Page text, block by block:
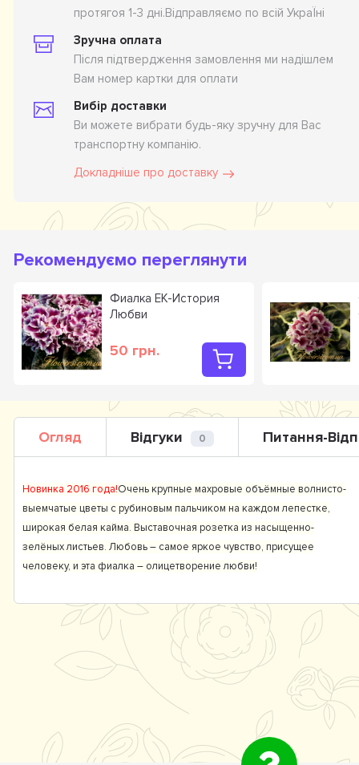
протягоя 1-3 дні.Відправляємо по всій УкраЇні
Зручна оплата
Після підтвердження замовлення ми надішлем
Вам номер картки для оплати
Вибір доставки
Ви можете вибрати будь-яку зручну для Вас
транспортну компанію.
Докладніше про доставку
Рекомендуємо переглянути
Фиалка ЕК-История
Любви
50 грн.
Огляд Відгуки 0 Питання-
Новинка 2016 года!Очень крупные махровые объёмные волнисто-
выемчатые цветы с рубиновым пальчиком на каждом лепестке,
широкая белая кайма. Выставочная розетка из насыщенно-
зелёных листьев. Любовь – самое яркое чувство, присущее
человеку, и эта фиалка – олицетворение любви!